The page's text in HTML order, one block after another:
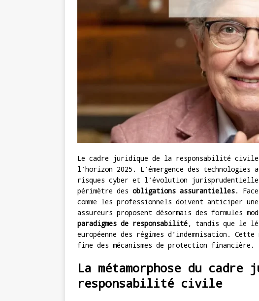
Le cadre juridique de la responsabilité civile
l’horizon 2025. L’émergence des
risques cyber et l’évolution
périmètre des obligations assurantielles.
comme les professionnels doivent anticiper une
assureurs proposent désormais des formules
paradigmes de responsabilité, tandis que le
européenne des régimes d’indemnisation.
fine des mécanismes de protection financière.
La métamorphose du
responsabilité civile